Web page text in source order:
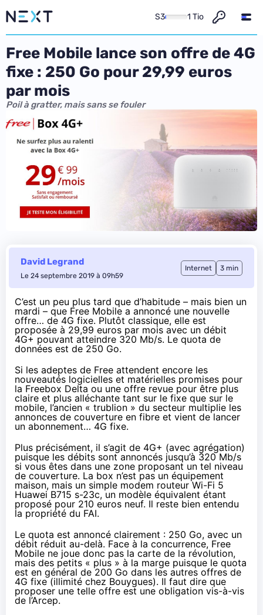
S3 1 Tio
Free Mobile lance son offre de 4G
fixe : 250 Go pour 29,99 euros
par mois
Poil à gratter, mais sans se fouler
David Legrand
Le 24 septembre 2019 à 09h59
Internet 3 min
C’est un peu plus tard que d’habitude – mais bien un
mardi – que Free Mobile a annoncé une nouvelle
offre… de 4G fixe. Plutôt classique, elle est
proposée à 29,99 euros par mois avec un débit
4G+ pouvant atteindre 320 Mb/s. Le quota de
données est de 250 Go.
Si les adeptes de Free attendent encore les
nouveautés logicielles et matérielles promises pour
la Freebox Delta ou une offre revue pour être plus
claire et plus alléchante tant sur le fixe que sur le
mobile, l’ancien « trublion » du secteur multiplie les
annonces de couverture en fibre et vient de lancer
un abonnement… 4G fixe.
Plus précisément, il s’agit de 4G+ (avec agrégation)
puisque les débits sont annoncés jusqu’à 320 Mb/s
si vous êtes dans une zone proposant un tel niveau
de couverture. La box n’est pas un équipement
maison, mais un simple modem routeur Wi-Fi 5
Huawei B715 s-23c, un modèle équivalent étant
proposé pour 210 euros neuf. Il reste bien entendu
la propriété du FAI.
Le quota est annoncé clairement : 250 Go, avec un
débit réduit au-delà. Face à la concurrence, Free
Mobile ne joue donc pas la carte de la révolution,
mais des petits « plus » à la marge puisque le quota
est en général de 200 Go dans les autres offres de
4G fixe (illimité chez Bouygues). Il faut dire que
proposer une telle offre est une obligation vis-à-vis
de l’Arcep.